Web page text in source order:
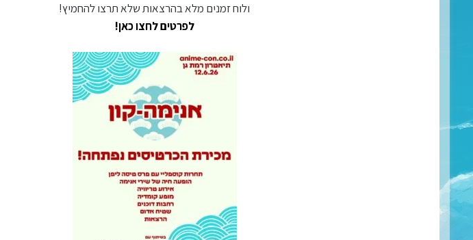
ולוח זמנים מלא בהרצאות שלא תרצו להחמיץ!
לפרטים לחצו כאן!